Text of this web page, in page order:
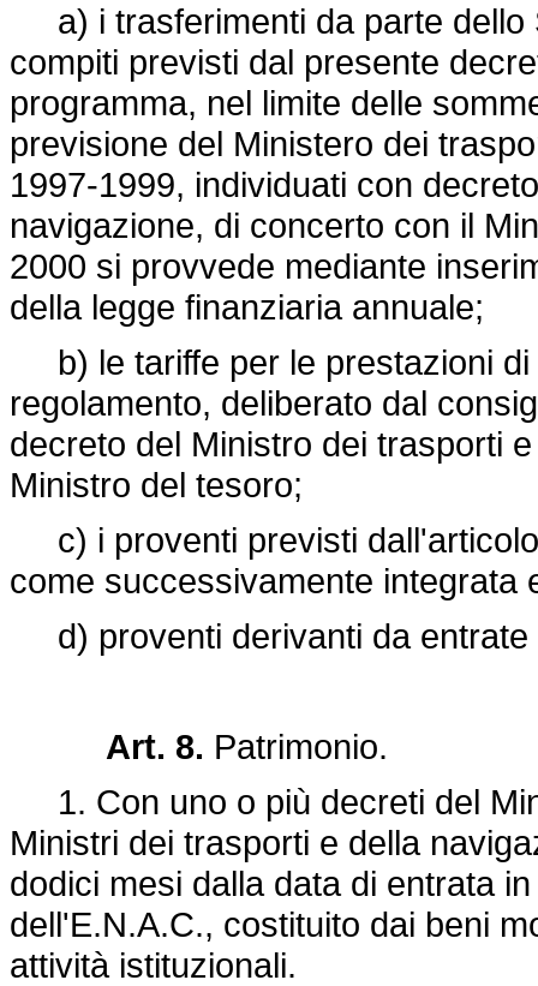
a) i trasferimenti da parte dello
compiti previsti dal presente
programma, nel limite delle
previsione del Ministero dei
1997-1999, individuati con
navigazione, di concerto con il
2000 si provvede mediante
della legge finanziaria annuale;
b) le tariffe per le prestazioni di
regolamento, deliberato dal
decreto del Ministro dei trasporti
Ministro del tesoro;
c) i proventi previsti
come successivamente integrata
d) proventi derivanti da entrate
Art. 8. Patrimonio.
1. Con uno o più decreti del
Ministri dei trasporti e della
dodici mesi dalla data di entrata
dell'E.N.A.C., costituito dai beni
attività istituzionali.